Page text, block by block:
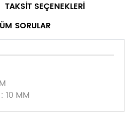
TAKSIT SEÇENEKLERI
SORULAR
10 MM